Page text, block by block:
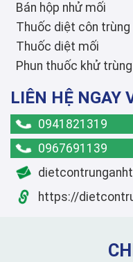
Bán hộp nhử mối
Thuốc diệt côn trùng
Thuốc diệt mối
Phun thuốc khử trùng
LIÊN HỆ NGAY
0941821319
0967691139
https://